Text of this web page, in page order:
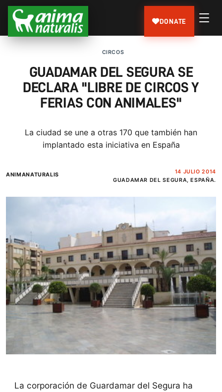
DONATE
CIRCOS
GUADAMAR DEL SEGURA SE
DECLARA ''LIBRE DE CIRCOS Y
FERIAS CON ANIMALES''
La ciudad se une a otras 170 que también han
implantado esta iniciativa en España
ANIMANATURALIS
14 JULIO 2014
GUADAMAR DEL SEGURA, ESPAÑA.
La corporación de Guardamar del Segura ha